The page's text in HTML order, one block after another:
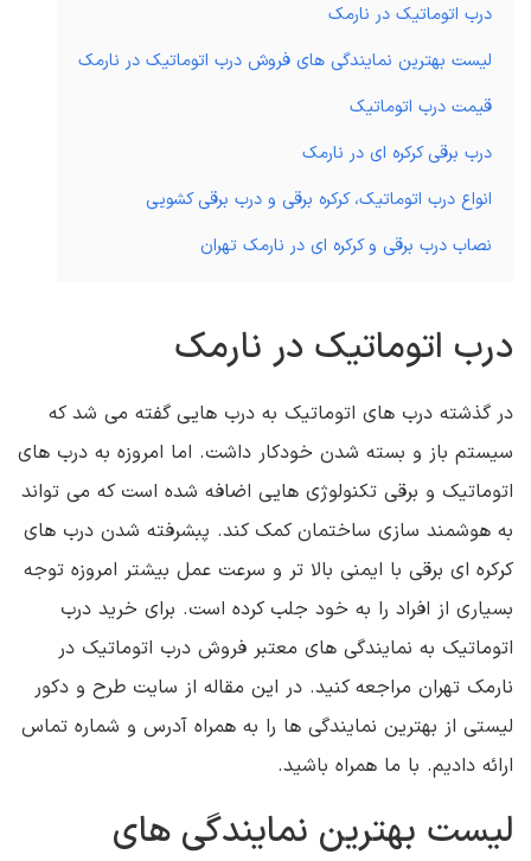
درب اتوماتیک در نارمک
لیست بهترین نمایندگی های فروش درب اتوماتیک در نارمک
قیمت درب اتوماتیک
درب برقی کرکره ای در نارمک
انواع درب اتوماتیک، کرکره برقی و درب برقی کشویی
نصاب درب برقی و کرکره ای در نارمک تهران
درب اتوماتیک در نارمک
در گذشته درب های اتوماتیک به درب هایی گفته می شد که
سیستم باز و بسته شدن خودکار داشت. اما امروزه به درب های
اتوماتیک و برقی تکنولوژی هایی اضافه شده است که می تواند
به هوشمند سازی ساختمان کمک کند. پبشرفته شدن درب های
کرکره ای برقی با ایمنی بالا تر و سرعت عمل بیشتر امروزه توجه
بسیاری از افراد را به خود جلب کرده است. برای خرید درب
اتوماتیک به نمایندگی های معتبر فروش درب اتوماتیک در
نارمک تهران مراجعه کنید. در این مقاله از سایت طرح و دکور
لیستی از بهترین نمایندگی ها را به همراه آدرس و شماره تماس
ارائه دادیم. با ما همراه باشید.
لیست بهترین نمایندگی های